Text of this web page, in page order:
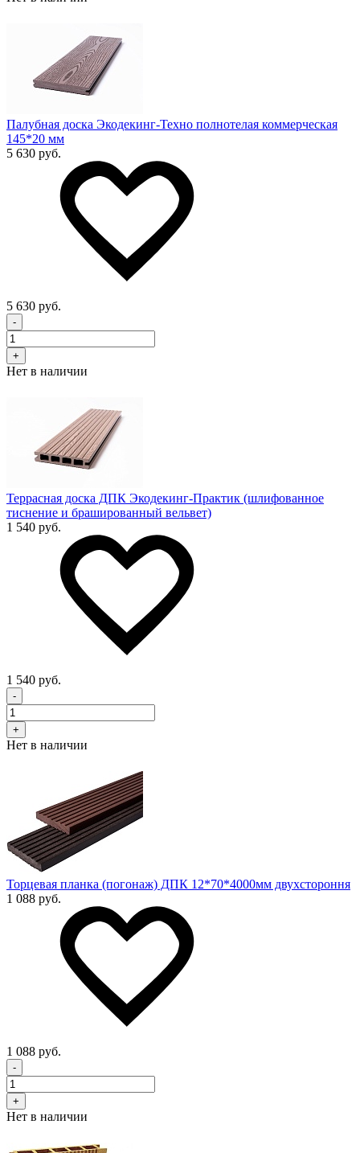
Палубная доска Экодекинг-Техно полнотелая коммерческая
145*20 мм
5 630 руб.
5 630 руб.
-
+
Нет в наличии
Террасная доска ДПК Экодекинг-Практик (шлифованное
тиснение и брашированный вельвет)
1 540 руб.
1 540 руб.
-
+
Нет в наличии
Торцевая планка (погонаж) ДПК 12*70*4000мм двухстороння
1 088 руб.
1 088 руб.
-
+
Нет в наличии